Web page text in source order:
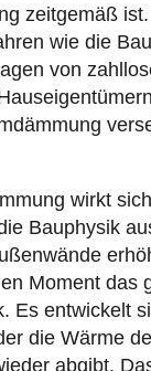
zeitgemäß
wie die
von
wirkt sich
Bauphysik
Moment das
Es entwickelt
die Wärme
abgibt.